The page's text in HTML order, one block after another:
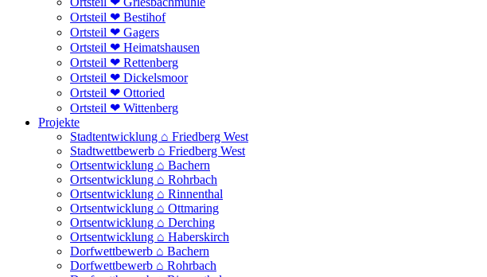
Ortsteil ❤ Bestihof
Ortsteil ❤ Gagers
Ortsteil ❤ Heimatshausen
Ortsteil ❤ Rettenberg
Ortsteil ❤ Dickelsmoor
Ortsteil ❤ Ottoried
Ortsteil ❤ Wittenberg
Projekte
Stadtentwicklung ⌂ Friedberg West
Stadtwettbewerb ⌂ Friedberg West
Ortsentwicklung ⌂ Bachern
Ortsentwicklung ⌂ Rohrbach
Ortsentwicklung ⌂ Rinnenthal
Ortsentwicklung ⌂ Ottmaring
Ortsentwicklung ⌂ Derching
Ortsentwicklung ⌂ Haberskirch
Dorfwettbewerb ⌂ Bachern
Dorfwettbewerb ⌂ Rohrbach